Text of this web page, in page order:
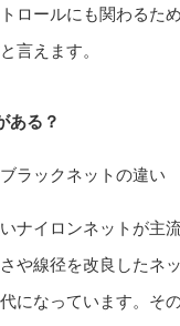
ロールにも関わるた
言えます。
ある？
ラックネットの違い
ナイロンネットが主
や線径を改良したネ
になっています。そ